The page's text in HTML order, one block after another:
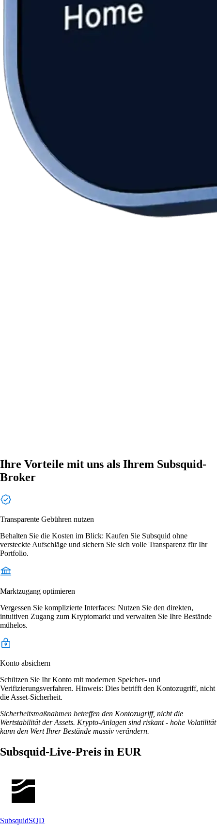
Ihre Vorteile mit uns als Ihrem Subsquid-
Broker
Transparente Gebühren nutzen
Behalten Sie die Kosten im Blick: Kaufen Sie Subsquid ohne
versteckte Aufschläge und sichern Sie sich volle Transparenz für Ihr
Portfolio.
Marktzugang optimieren
Vergessen Sie komplizierte Interfaces: Nutzen Sie den direkten,
intuitiven Zugang zum Kryptomarkt und verwalten Sie Ihre Bestände
mühelos.
Konto absichern
Schützen Sie Ihr Konto mit modernen Speicher- und
Verifizierungsverfahren. Hinweis: Dies betrifft den Kontozugriff, nicht
die Asset-Sicherheit.
Sicherheitsmaßnahmen betreffen den Kontozugriff, nicht die
Wertstabilität der Assets. Krypto-Anlagen sind riskant - hohe Volatilität
kann den Wert Ihrer Bestände massiv verändern.
Subsquid-Live-Preis in EUR
SubsquidSQD